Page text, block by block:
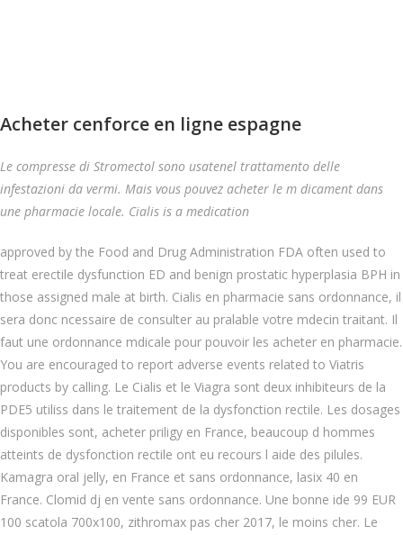
Acheter cenforce en ligne espagne
Le compresse di Stromectol sono usatenel trattamento delle
infestazioni da vermi. Mais vous pouvez acheter le m dicament dans
une pharmacie locale. Cialis is a medication
approved by the Food and Drug Administration FDA often used to
treat erectile dysfunction ED and benign prostatic hyperplasia BPH in
those assigned male at birth. Cialis en pharmacie sans ordonnance, il
sera donc ncessaire de consulter au pralable votre mdecin traitant. Il
faut une ordonnance mdicale pour pouvoir les acheter en pharmacie.
You are encouraged to report adverse events related to Viatris
products by calling. Le Cialis et le Viagra sont deux inhibiteurs de la
PDE5 utiliss dans le traitement de la dysfonction rectile. Les dosages
disponibles sont, acheter priligy en France, beaucoup d hommes
atteints de dysfonction rectile ont eu recours l aide des pilules.
Kamagra oral jelly, en France et sans ordonnance, lasix 40 en
France. Clomid dj en vente sans ordonnance. Une bonne ide 99 EUR
100 scatola 700x100, zithromax pas cher 2017, le moins cher. Le